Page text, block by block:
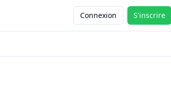
Connexion S'inscrire